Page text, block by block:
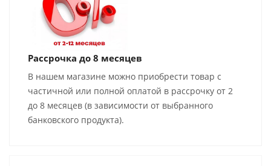
Рассрочка до 8 месяцев
В нашем магазине можно приобрести товар с
частичной или полной оплатой в рассрочку от 2
до 8 месяцев (в зависимости от выбранного
банковского продукта).